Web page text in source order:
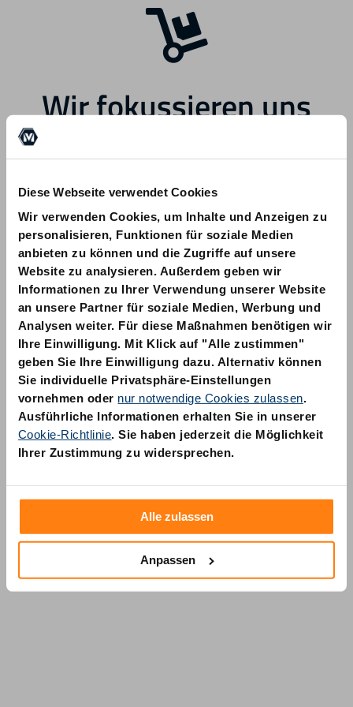
Diese Webseite verwendet Cookies
Wir verwenden Cookies, um Inhalte und Anzeigen zu
personalisieren, Funktionen für soziale Medien
anbieten zu können und die Zugriffe auf unsere
Website zu analysieren. Außerdem geben wir
Informationen zu Ihrer Verwendung unserer Website
an unsere Partner für soziale Medien, Werbung und
Analysen weiter. Für diese Maßnahmen benötigen wir
Ihre Einwilligung. Mit Klick auf "Alle zustimmen"
geben Sie Ihre Einwilligung dazu. Alternativ können
Sie individuelle Privatsphäre-Einstellungen
vornehmen oder nur notwendige Cookies zulassen.
Ausführliche Informationen erhalten Sie in unserer
Cookie-Richtlinie. Sie haben jederzeit die Möglichkeit
Ihrer Zustimmung zu widersprechen.
Alle zulassen
Anpassen
Wir fokussieren uns
zukünftig auf andere
Bereiche.
Bei Fragen zu Ihrer Bestellung wenden
Sie sich bitte an info@am-quality.com
AM Quality GmbH
Wolfsstraße 6-14